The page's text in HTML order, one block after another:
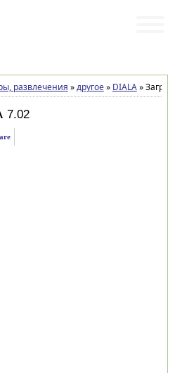
развлечения »другое» DIALA»
7.02